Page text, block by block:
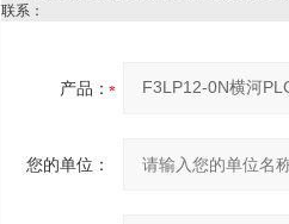
联系：
产品：
您的单位：